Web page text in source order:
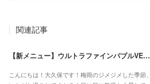
関連記事
【新メニュー】ウルトラファインバブルVEENA始めました！
こんにちは！大久保です！梅雨のジメジメした季節、